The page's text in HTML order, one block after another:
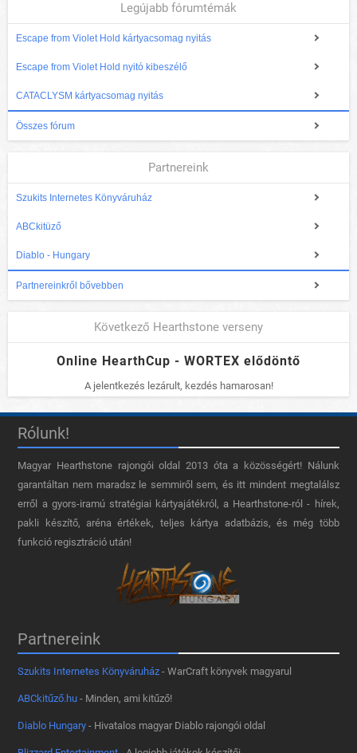
Legújabb fórumtémák
Escape from Violet Hold kártyacsomag nyitás
Escape from Violet Hold nyitó kibeszélő
CATACLYSM kártyacsomag nyitás
Összes fórum
Partnereink
Szukits Internetes Könyváruház
ABCkitüző
Diablo - Hungary
Partnereinkről bővebben
Következő Hearthstone verseny
Online HearthCup - WORTEX elődöntő
A jelentkezés lezárult, kezdés hamarosan!
Rólunk!
Magyar Hearthstone​ rajongói oldal 2013 óta a közösségért! Nálunk
garantáltan nem maradsz le semmiről sem, és itt mindent megtalálsz
erről a gyors-iramú stratégiai kártyajátékról, a Hearthstone-ról - hírek,
pakli készítő, aréna értékek, teljes kártya adatbázis, és még több
funkció regisztráció után!
Partnereink
Szukits Internetes Könyváruház - WarCraft könyvek magyarul
ABCkitűző.hu - Minden, ami kitűző!
Diablo Hungary - Hivatalos magyar Diablo rajongói oldal